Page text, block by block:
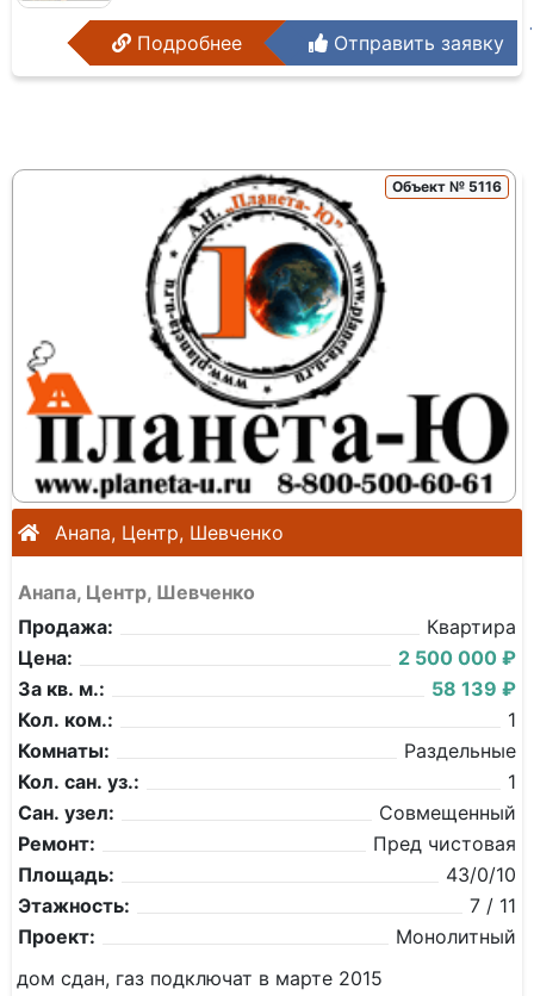
Подробнее Отправить заявку
Объект № 5116
Анапа, Центр, Шевченко
Анапа, Центр, Шевченко
Продажа:
Квартира
Цена:
2 500 000 ₽
За кв. м.:
58 139 ₽
Кол. ком.:
1
Комнаты:
Раздельные
Кол. сан. уз.:
1
Сан. узел:
Совмещенный
Ремонт:
Пред чистовая
Площадь:
43/0/10
Этажность:
7 / 11
Проект:
Монолитный
дом сдан, газ подключат в марте 2015